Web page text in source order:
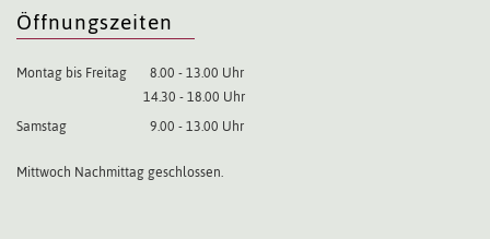
Öffnungszeiten
Montag bis Freitag
8.00 - 13.00 Uhr
14.30 - 18.00 Uhr
Samstag
9.00 - 13.00 Uhr
Mittwoch Nachmittag geschlossen.